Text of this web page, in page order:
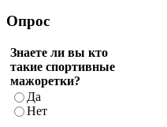
Опрос
Знаете ли вы кто
такие спортивные
мажоретки?
Да
Нет